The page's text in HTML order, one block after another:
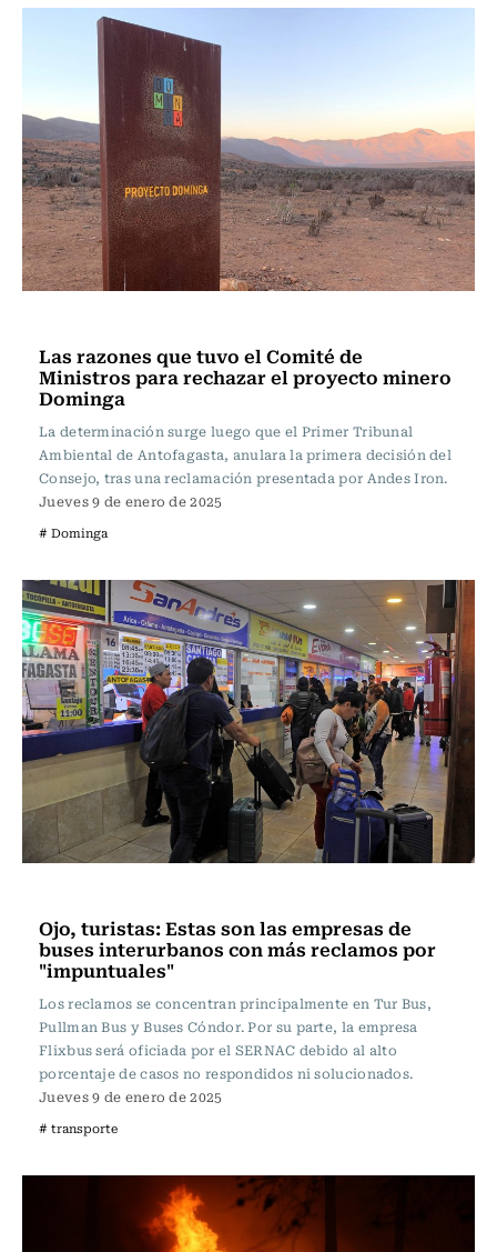
Las razones que tuvo el Comité de
Ministros para rechazar el proyecto minero
Dominga
La determinación surge luego que el Primer Tribunal
Ambiental de Antofagasta, anulara la primera decisión del
Consejo, tras una reclamación presentada por Andes Iron.
Jueves 9 de enero de 2025
# Dominga
Ojo, turistas: Estas son las empresas de
buses interurbanos con más reclamos por
"impuntuales"
Los reclamos se concentran principalmente en Tur Bus,
Pullman Bus y Buses Cóndor. Por su parte, la empresa
Flixbus será oficiada por el SERNAC debido al alto
porcentaje de casos no respondidos ni solucionados.
Jueves 9 de enero de 2025
# transporte